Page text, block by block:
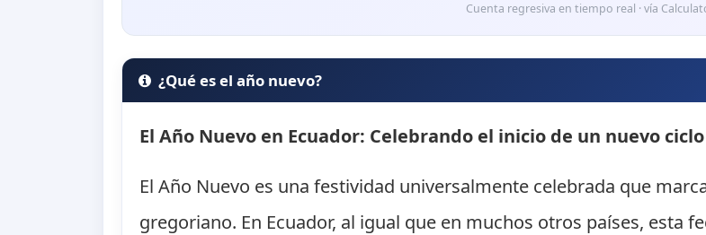
Cuenta regresiva en tiempo real · vía
¿Qué es el año nuevo?
El Año Nuevo en Ecuador: Celebrando el inicio de un nuevo ciclo
El Año Nuevo es una festividad universalmente celebrada que
gregoriano. En Ecuador, al igual que en muchos otros países, esta